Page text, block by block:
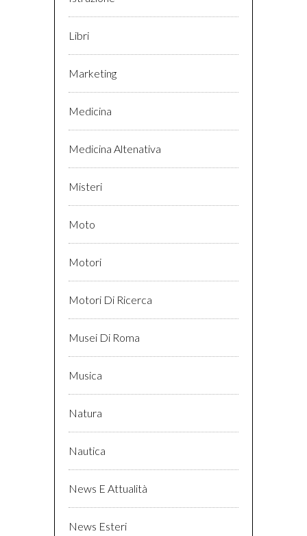
Libri
Marketing
Medicina
Medicina Altenativa
Misteri
Moto
Motori
Motori Di Ricerca
Musei Di Roma
Musica
Natura
Nautica
News E Attualità
News Esteri